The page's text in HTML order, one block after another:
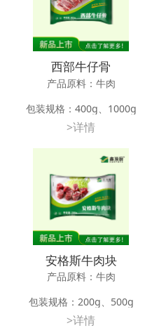
西部牛仔骨
产品原料：牛肉
包装规格：400g、1000g
应用方法：油煎、油炸、碳烤
储存条件：-18℃以下冷冻储藏12
>详情
安格斯牛肉块
产品原料：牛肉
包装规格：200g、500g
应用方法：油煎、油炸、碳烤
>详情